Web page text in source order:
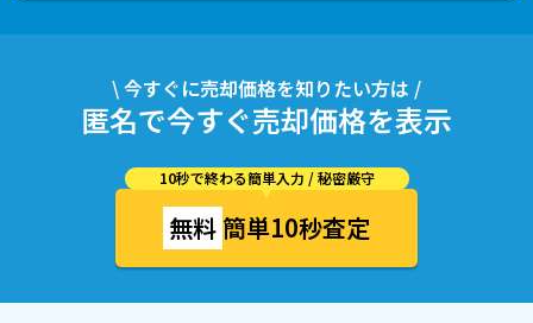
\ 今すぐに売却価格を知りたい方は /
匿名で今すぐ売却価格を表示
10秒で終わる簡単入力 / 秘密厳守
無料簡単10秒査定